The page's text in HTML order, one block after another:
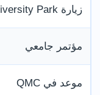
زيارة University Park
مؤتمر جامعي
موعد في QMC